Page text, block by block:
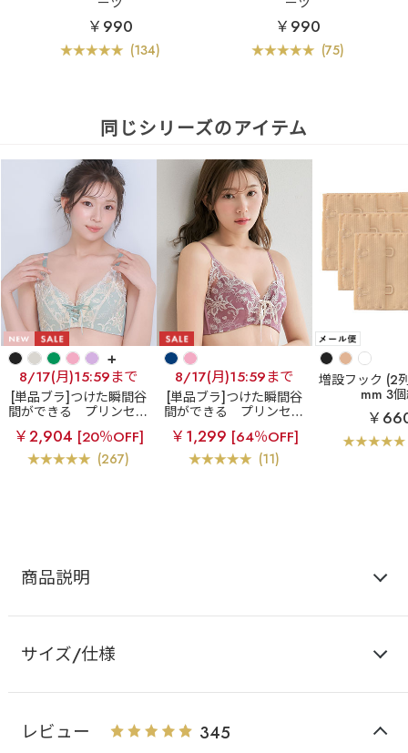
￥990
(134)
￥990
(75)
同じシリーズのアイテム
+
8/17(月)15:59まで
[単品ブラ]つけた瞬間谷
間ができる
プリンセス
バスト 超盛ブラ(R) 単品
ブラジャー
￥2,904 [20％OFF]
(267)
8/17(月)15:59まで
[単品ブラ]つけた瞬間谷
間ができる
プリンセス
バスト 超盛ブラ(R) 単品
ブラジャー
￥1,299 [64％OFF]
(11)
増設フック (2
mm 3
￥
商品説明
サイズ/仕様
レビュー 345